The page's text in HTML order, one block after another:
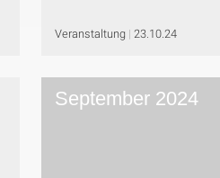
Veranstaltung 23.10.24
September 2024